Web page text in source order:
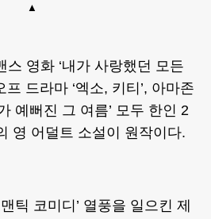
스 영화 ‘내가 사랑했던 모든
프 드라마 ‘엑소, 키티’, 아마존
예뻐진 그 여름’ 모두 한인 2
영 어덜트 소설이 원작이다.
틱 코미디’ 열풍을 일으킨 제